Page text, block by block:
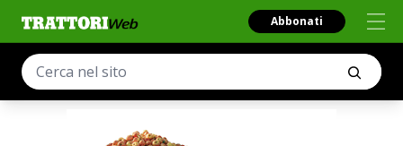
Abbonati